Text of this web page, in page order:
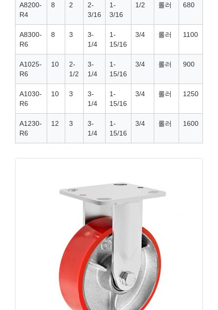
A8200-
R4
8 2
2-
3/16
1-
3/16
1/2 롤러 680
A8300-
R6
8 3
3-
1/4
1-
15/16
3/4 롤러 1100
A1025-
R6
10
2-
1/2
3-
1/4
1-
15/16
3/4 롤러 900
A1030-
R6
10 3
3-
1/4
1-
15/16
3/4 롤러 1250
A1230-
R6
12 3
3-
1/4
1-
15/16
3/4 롤러 1600